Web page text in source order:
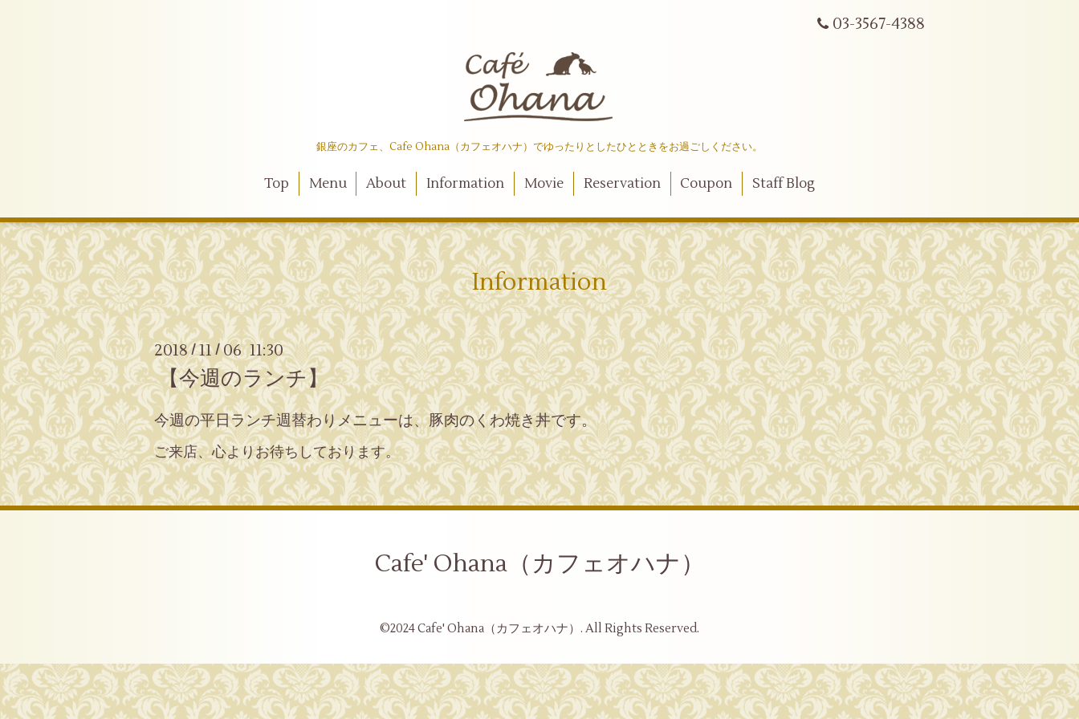
03-3567-4388
銀座のカフェ、Cafe Ohana（カフェオハナ）でゆったりとしたひとときをお過ごしください。
Top Menu About Information Movie Reservation Coupon Staff Blog
Information
2018/11/06 11:30
【今週のランチ】
今週の平日ランチ週替わりメニューは、豚肉のくわ焼き丼です。
ご来店、心よりお待ちしております。
Cafe' Ohana（カフェオハナ）
©2024Cafe' Ohana（カフェオハナ） . All Rights Reserved.